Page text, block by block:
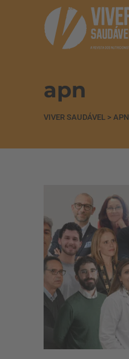
apn
VIVER SAUDÁVEL > APN